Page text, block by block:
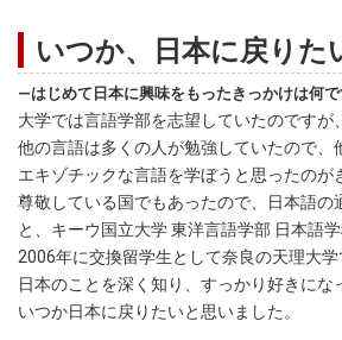
いつか、日本に戻りた
―はじめて日本に興味をもったきっかけは何
大学では言語学部を志望していたのですが
他の言語は多くの人が勉強していたので、
エキゾチックな言語を学ぼうと思ったのが
尊敬している国でもあったので、日本語の
と、キーウ国立大学 東洋言語学部 日本語学
2006年に交換留学生として奈良の天理大
日本のことを深く知り、すっかり好きにな
いつか日本に戻りたいと思いました。